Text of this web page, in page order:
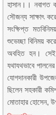
হাসান।। নবাগত
সৌজন্য সাক্ষাৎ
সংক্ষিপ্ত
শুভেচ্ছা বিনিময়
অবহিত হন। সেই
যথাযথভাবে
যোগদানকারী
ছিলেন সহকারী
মোতাহার হোসেন,